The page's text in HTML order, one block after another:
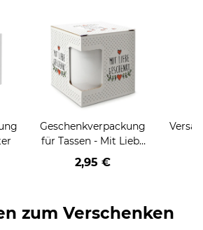
Geschenkverpackung
für Tassen - Mit Liebe
geschenkt
2,95 €
zum Verschenken